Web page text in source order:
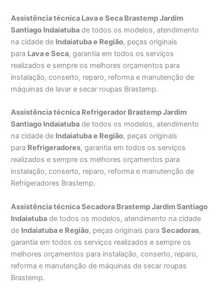
Assistência técnica Lava e Seca Brastemp Jardim
Santiago Indaiatuba de todos os modelos, atendimento
na cidade de Indaiatuba e Região, peças originais
para Lava e Seca, garantia em todos os serviços
realizados e sempre os melhores orçamentos para
instalação, conserto, reparo, reforma e manutenção de
máquinas de lavar e secar roupas Brastemp.
Assistência técnica Refrigerador Brastemp Jardim
Santiago Indaiatuba de todos os modelos, atendimento
na cidade de Indaiatuba e Região, peças originais
para Refrigeradores, garantia em todos os serviços
realizados e sempre os melhores orçamentos para
instalação, conserto, reparo, reforma e manutenção de
Refrigeradores Brastemp.
Assistência técnica Secadora Brastemp Jardim Santiago
Indaiatuba de todos os modelos, atendimento na cidade
de Indaiatuba e Região, peças originais paraSecadoras,
garantia em todos os serviços realizados e sempre os
melhores orçamentos para instalação, conserto, reparo,
reforma e manutenção de máquinas de secar roupas
Brastemp.